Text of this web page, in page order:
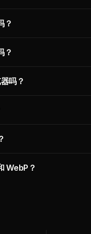
？
？
吗？
WebP？